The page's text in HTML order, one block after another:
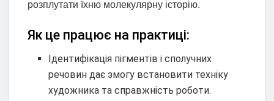
розплутати їхню молекулярну історію.
Як це працює на практиці:
Ідентифікація пігментів і сполучних
речовин дає змогу встановити техніку
художника та справжність роботи.